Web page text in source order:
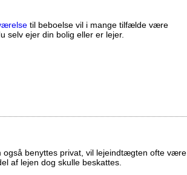
til beboelse vil i mange tilfælde være
selv ejer din bolig eller er lejer.
også benyttes privat, vil lejeindtægten ofte være
af lejen dog skulle beskattes.